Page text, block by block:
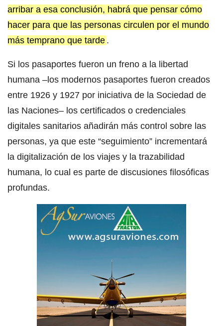
arribar a esa conclusión, habrá que pensar cómo
hacer para que las personas circulen por el mundo
más temprano que tarde .
Si los pasaportes fueron un freno a la libertad
humana –los modernos pasaportes fueron creados
entre 1926 y 1927 por iniciativa de la Sociedad de
las Naciones– los certificados o credenciales
digitales sanitarios añadirán más control sobre las
personas, ya que este “seguimiento” incrementará
la digitalización de los viajes y la trazabilidad
humana, lo cual es parte de discusiones filosóficas
profundas.